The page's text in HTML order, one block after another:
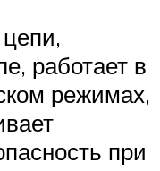
работает в
режимах,
при